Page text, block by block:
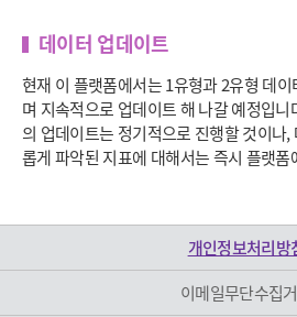
데이터 업데이트
현재 이 플랫폼에서는 1유형과 2유형 데
며 지속적으로 업데이트 해 나갈 예정입
의 업데이트는 정기적으로 진행할 것이나
롭게 파악된 지표에 대해서는 즉시 플랫
개인정보처리방
이메일무단수집